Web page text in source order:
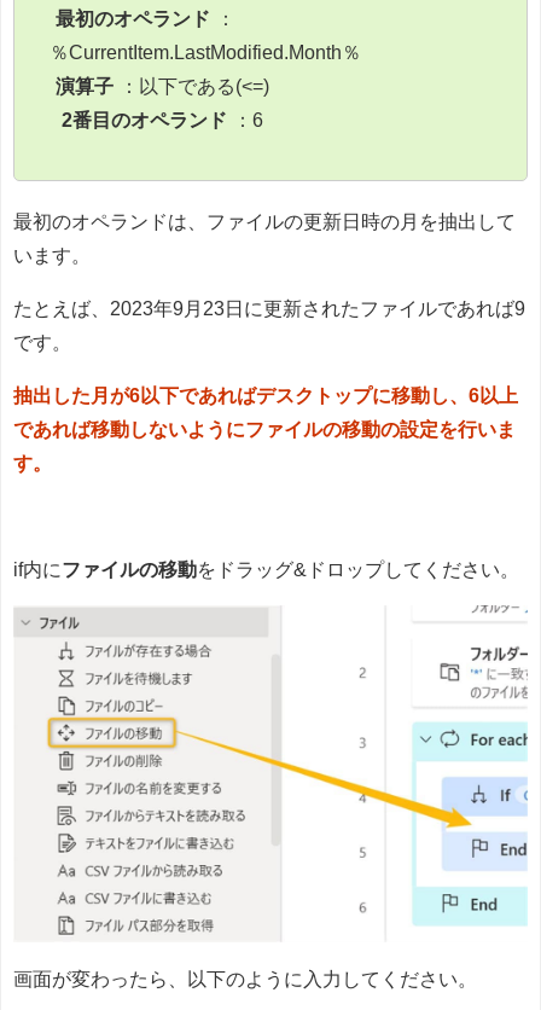
最初のオペランド
：
％CurrentItem.LastModified.Month％
演算子
：以下である(<=)
2番目のオペランド
：6
最初のオペランドは、ファイルの更新日時の月を抽出して
います。
たとえば、2023年9月23日に更新されたファイルであれば9
です。
抽出した月が6以下であればデスクトップに移動し、6以上
であれば移動しないようにファイルの移動の設定を行いま
す。
if内にファイルの移動をドラッグ&ドロップしてください。
画面が変わったら、以下のように入力してください。